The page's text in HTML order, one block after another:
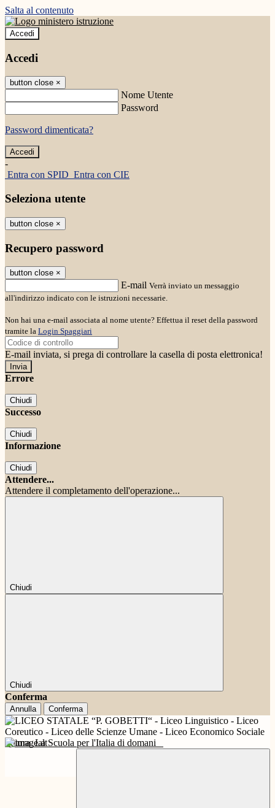
Salta al contenuto
Accedi
Accedi
button close ×
Nome Utente
Password
Password dimenticata?
-
Entra con SPID Entra con CIE
Seleziona utente
button close ×
Recupero password
button close ×
E-mail Verrà inviato un messaggio
all'indirizzo indicato con le istruzioni necessarie.
Non hai una e-mail associata al nome utente? Effettua il reset della password
tramite la Login Spaggiari
E-mail inviata, si prega di controllare la casella di posta elettronica!
Errore
Chiudi
Successo
Chiudi
Informazione
Chiudi
Attendere...
Attendere il completamento dell'operazione...
Chiudi
Chiudi
Conferma
Annulla Conferma
Futura La Scuola per l'Italia di domani